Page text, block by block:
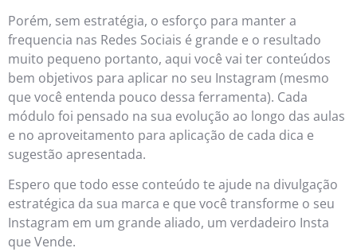
Porém, sem estratégia, o esforço para manter a
frequencia nas Redes Sociais é grande e o resultado
muito pequeno portanto, aqui você vai ter conteúdos
bem objetivos para aplicar no seu Instagram (mesmo
que você entenda pouco dessa ferramenta). Cada
módulo foi pensado na sua evolução ao longo das aulas
e no aproveitamento para aplicação de cada dica e
sugestão apresentada.
Espero que todo esse conteúdo te ajude na divulgação
estratégica da sua marca e que você transforme o seu
Instagram em um grande aliado, um verdadeiro Insta
que Vende.